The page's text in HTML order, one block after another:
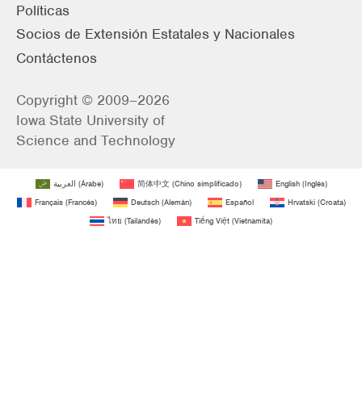
Políticas
Socios de Extensión Estatales y Nacionales
Contáctenos
Copyright © 2009–2026
Iowa State University of
Science and Technology
العربية (Árabe) 简体中文(Chino simplificado) English(Inglés)
Français(Francés) Deutsch(Alemán) Español Hrvatski(Croata)
ไทย (Tailandés) Tiếng Việt (Vietnamita)